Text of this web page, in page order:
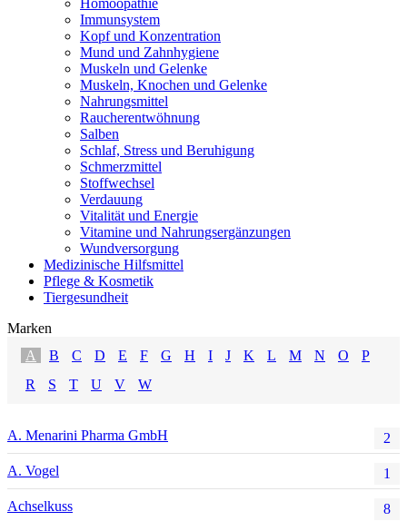
Homöopathie
Immunsystem
Kopf und Konzentration
Mund und Zahnhygiene
Muskeln und Gelenke
Muskeln, Knochen und Gelenke
Nahrungsmittel
Raucherentwöhnung
Salben
Schlaf, Stress und Beruhigung
Schmerzmittel
Stoffwechsel
Verdauung
Vitalität und Energie
Vitamine und Nahrungsergänzungen
Wundversorgung
Medizinische Hilfsmittel
Pflege & Kosmetik
Tiergesundheit
Marken
A
B C D E F G H I J K L M N O
P
R
S T U V W
A. Menarini Pharma GmbH 2
A. Vogel 1
Achselkuss 8